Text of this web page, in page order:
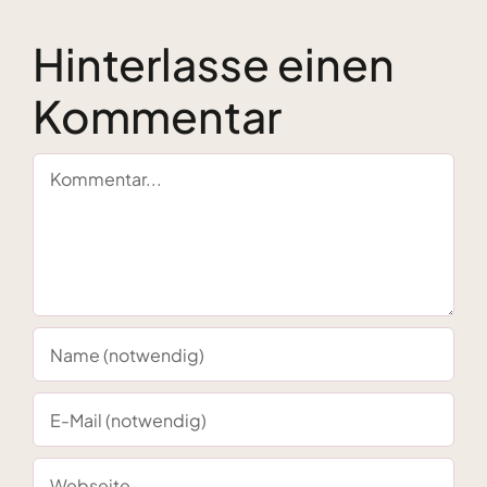
Hinterlasse einen
Kommentar